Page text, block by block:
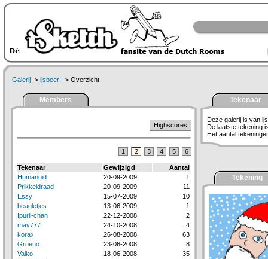
Galerij -> ijsbeer! -> Overzicht
Members
Highscores
1 2 3 4 5 6
Tekenaar Gewijzigd
Aantal
Humanoid
20-09-2009
1
Prikkeldraad
20-09-2009
11
Essy
15-07-2009
10
beagletjes
13-06-2009
1
Ipurii-chan
22-12-2008
2
may777
24-10-2008
4
korax
26-08-2008
63
Groeno
23-06-2008
8
Valko
18-06-2008
35
Tekenaar
Deze galerij is van
De laatste tekening
Het aantal
Tekening